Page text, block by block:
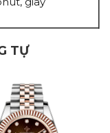
TỰ